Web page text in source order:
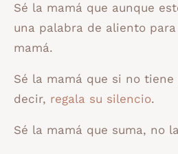
Sé la mamá que aunque
una palabra de aliento
mamá.
Sé la mamá que si no
decir, regala su silencio.
Sé la mamá que suma, no